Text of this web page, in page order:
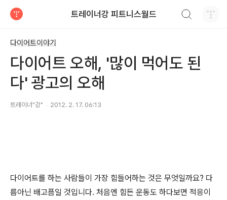
트레이너강 피트니스월드
다이어트이야기
다이어트 오해, '많이 먹어도 된
다' 광고의 오해
트레이너"강" 2012. 2. 17. 06:13
다이어트를 하는 사람들이 가장 힘들어하는 것은 무엇일까요? 다
름아닌 배고픔일 것입니다. 처음엔 힘든 운동도 하다보면 적응이